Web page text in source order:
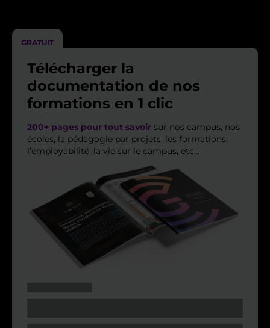
GRATUIT
Télécharger la
documentation de nos
formations en 1 clic
200+ pages pour tout savoir sur nos campus, nos
écoles, la pédagogie par projets, les formations,
l’employabilité, la vie sur le campus, etc…